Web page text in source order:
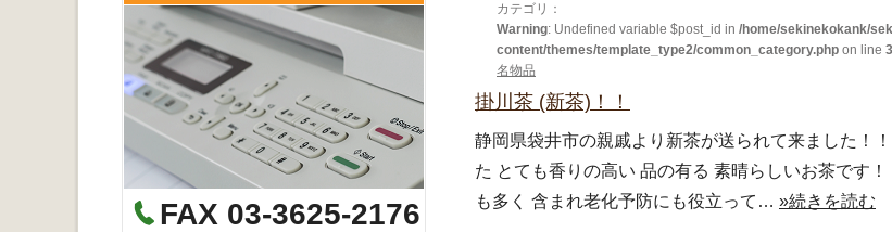
カテゴリ：
Warning: Undefined variable $post_id in /home/sekinekokank/
content/themes/template_type2/common_category.php on line 3
名物品
掛川茶 (新茶)！！
静岡県袋井市の親戚より新茶が送られて来ました！
た とても香りの高い 品の有る 素晴らしいお茶です
も多く 含まれ老化予防にも役立って… »続きを読む
FAX 03-3625-2176